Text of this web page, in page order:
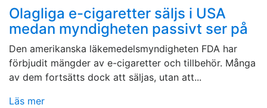
Olagliga e-cigaretter säljs i USA
medan myndigheten passivt ser på
Den amerikanska läkemedelsmyndigheten FDA har
förbjudit mängder av e-cigaretter och tillbehör. Många
av dem fortsätts dock att säljas, utan att...
Läs mer